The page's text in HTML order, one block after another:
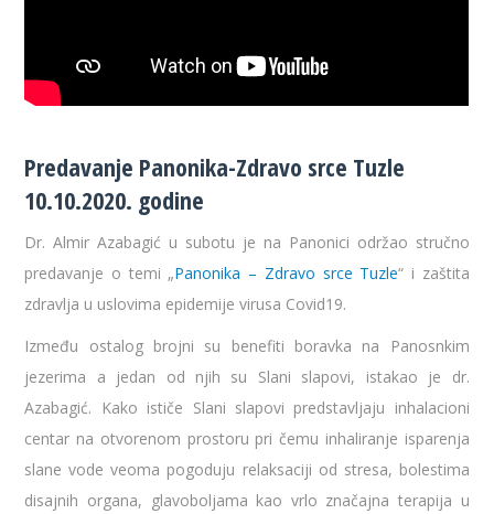
Predavanje Panonika-Zdravo srce Tuzle
10.10.2020. godine
Dr. Almir Azabagić u subotu je na Panonici održao stručno
predavanje o temi „Panonika – Zdravo srce Tuzle“ i zaštita
zdravlja u uslovima epidemije virusa Covid19.
Između ostalog brojni su benefiti boravka na Panosnkim
jezerima a jedan od njih su Slani slapovi, istakao je dr.
Azabagić. Kako ističe Slani slapovi predstavljaju inhalacioni
centar na otvorenom prostoru pri čemu inhaliranje isparenja
slane vode veoma pogoduju relaksaciji od stresa, bolestima
disajnih organa, glavoboljama kao vrlo značajna terapija u